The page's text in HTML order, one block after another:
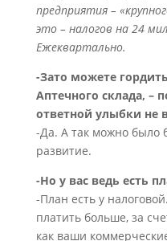
предприятия –
это – налогов на 24
Ежеквартально.
-Зато можете
Аптечного склада, –
ответной улыбки не
-Да. А так можно было
развитие.
-Но у вас ведь есть
-План есть у
платить больше, за
как ваши